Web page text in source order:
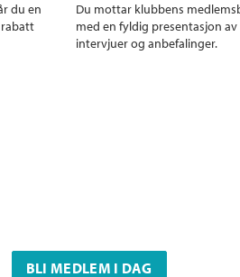
du en
Du mottar klubbens
med en fyldig presentasjon
intervjuer og anbefalinger.
BLI MEDLEM I DAG